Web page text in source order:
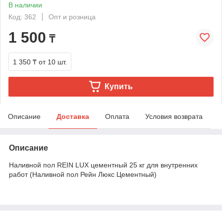
В наличии
Код: 362
Опт и розница
1 500 ₸
1 350 ₸ от 10 шт.
Купить
Описание Доставка Оплата Условия возврата
Описание
Наливной пол REIN LUX цементный 25 кг для внутренних
работ (Наливной пол Рейн Люкс Цементный)